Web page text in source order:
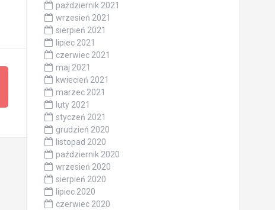
październik 2021
wrzesień 2021
sierpień 2021
lipiec 2021
czerwiec 2021
maj 2021
kwiecień 2021
marzec 2021
luty 2021
styczeń 2021
grudzień 2020
listopad 2020
październik 2020
wrzesień 2020
sierpień 2020
lipiec 2020
czerwiec 2020